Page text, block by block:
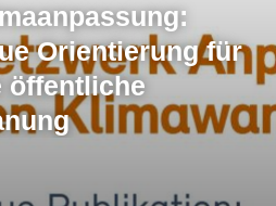
Orientierung für
öffentliche